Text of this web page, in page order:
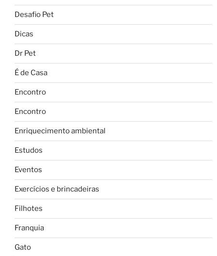
Desafio Pet
Dicas
Dr Pet
É de Casa
Encontro
Encontro
Enriquecimento ambiental
Estudos
Eventos
Exercícios e brincadeiras
Filhotes
Franquia
Gato